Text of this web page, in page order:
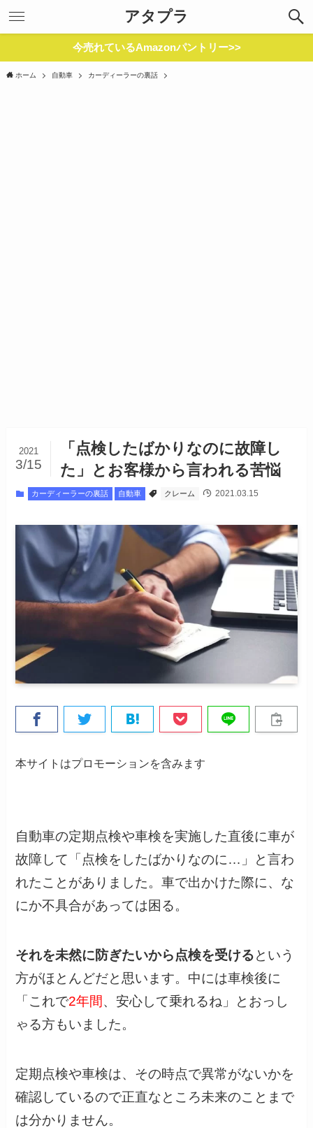
アタプラ
今売れているAmazonパントリー>>
ホーム 自動車 カーディーラーの裏話
「点検したばかりなのに故障し
た」とお客様から言われる苦悩
2021
3/15
カーディーラーの裏話 自動車 クレーム 2021.03.15
本サイトはプロモーションを含みます
自動車の定期点検や車検を実施した直後に車が
故障して「点検をしたばかりなのに…」と言わ
れたことがありました。車で出かけた際に、な
にか不具合があっては困る。
それを未然に防ぎたいから点検を受けるという
方がほとんどだと思います。中には車検後に
「これで2年間、安心して乗れるね」とおっし
ゃる方もいました。
定期点検や車検は、その時点で異常がないかを
確認しているので正直なところ未来のことまで
は分かりません。